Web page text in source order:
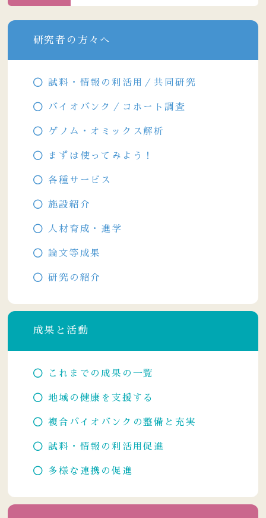
研究者の方々へ
試料・情報の利活用／共同研究
バイオバンク／コホート調査
ゲノム・オミックス解析
まずは使ってみよう！
各種サービス
施設紹介
人材育成・進学
論文等成果
研究の紹介
成果と活動
これまでの成果の一覧
地域の健康を支援する
複合バイオバンクの整備と充実
試料・情報の利活用促進
多様な連携の促進